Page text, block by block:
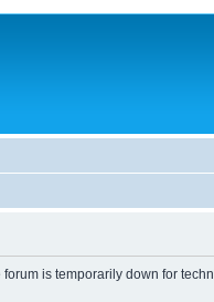
forum is temporarily down for